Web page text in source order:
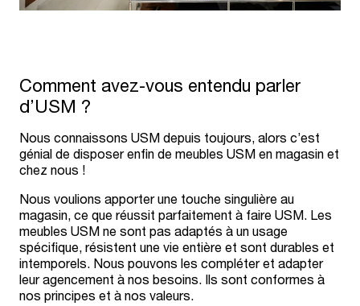
Comment avez-vous entendu parler
d’USM ?
Nous connaissons USM depuis toujours, alors c’est
génial de disposer enfin de meubles USM en magasin et
chez nous !
Nous voulions apporter une touche singulière au
magasin, ce que réussit parfaitement à faire USM. Les
meubles USM ne sont pas adaptés à un usage
spécifique, résistent une vie entière et sont durables et
intemporels. Nous pouvons les compléter et adapter
leur agencement à nos besoins. Ils sont conformes à
nos principes et à nos valeurs.